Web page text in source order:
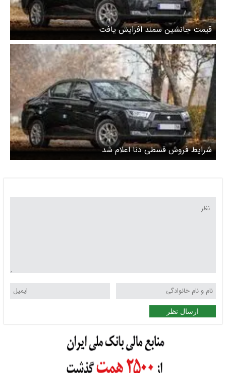
قیمت جانشین سمند افزایش یافت
شرایط فروش قسطی دنا اعلام شد
ارسال نظر